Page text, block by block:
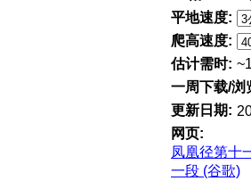
平地速度:
爬高速度:
估计需时:
一周下载/浏
更新日期:
网页:
凤凰径第十
一段 (谷歌)